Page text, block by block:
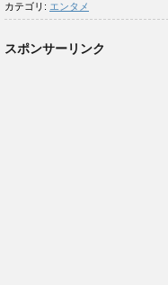
カテゴリ: エンタメ
スポンサーリンク